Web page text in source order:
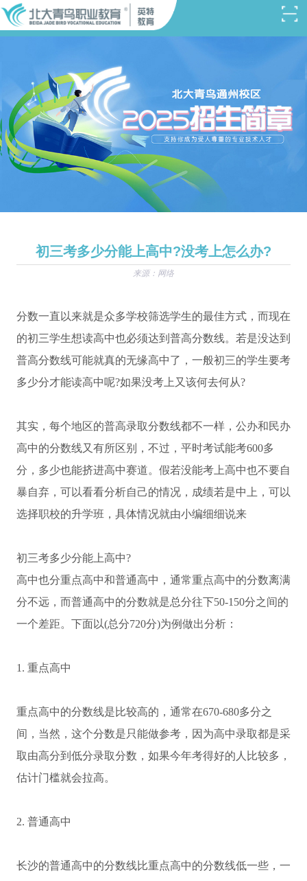
初三考多少分能上高中?没考上怎么办?
来源：网络
分数一直以来就是众多学校筛选学生的最佳方式，而现在
的初三学生想读高中也必须达到普高分数线。若是没达到
普高分数线可能就真的无缘高中了，一般初三的学生要考
多少分才能读高中呢?如果没考上又该何去何从?
其实，每个地区的普高录取分数线都不一样，公办和民办
高中的分数线又有所区别，不过，平时考试能考600多
分，多少也能挤进高中赛道。假若没能考上高中也不要自
暴自弃，可以看看分析自己的情况，成绩若是中上，可以
选择职校的升学班，具体情况就由小编细细说来
初三考多少分能上高中?
高中也分重点高中和普通高中，通常重点高中的分数离满
分不远，而普通高中的分数就是总分往下50-150分之间的
一个差距。下面以(总分720分)为例做出分析：
1. 重点高中
重点高中的分数线是比较高的，通常在670-680多分之
间，当然，这个分数是只能做参考，因为高中录取都是采
取由高分到低分录取分数，如果今年考得好的人比较多，
估计门槛就会拉高。
2. 普通高中
长沙的普通高中的分数线比重点高中的分数线低一些，一